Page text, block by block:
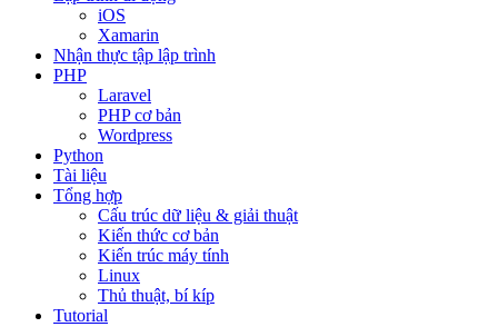
iOS
Xamarin
Nhận thực tập lập trình
PHP
Laravel
PHP cơ bản
Wordpress
Python
Tài liệu
Tổng hợp
Cấu trúc dữ liệu & giải thuật
Kiến thức cơ bản
Kiến trúc máy tính
Linux
Thủ thuật, bí kíp
Tutorial